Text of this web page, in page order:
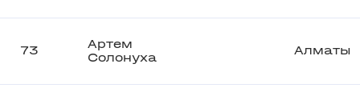
73
Артем
Солонуха
Алматы